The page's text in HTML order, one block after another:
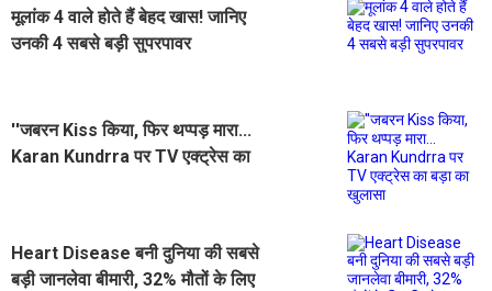
मूलांक 4 वाले होते हैं बेहद खास! जानिए
उनकी 4 सबसे बड़ी सुपरपावर
''जबरन Kiss किया, फिर थप्पड़ मारा...
Karan Kundrra पर TV एक्ट्रेस का
Heart Disease बनी दुनिया की सबसे
बड़ी जानलेवा बीमारी, 32% मौतों के लिए